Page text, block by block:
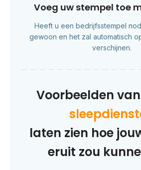
Voeg uw stempel toe
Heeft u een bedrijfsstempel
gewoon en het zal automatisch
verschijnen.
Voorbeelden
laten zien hoe
eruit zou